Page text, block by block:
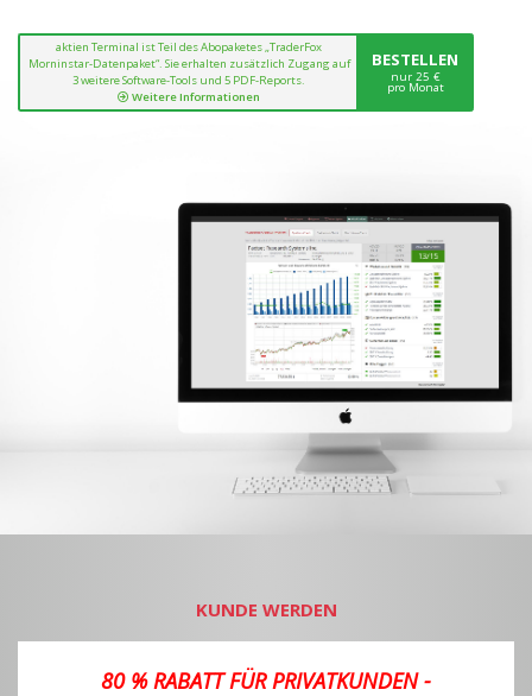
aktien Terminal ist Teil des Abopaketes „TraderFox
Morninstar-Datenpaket“. Sie erhalten zusätzlich Zugang auf
3 weitere Software-Tools und 5 PDF-Reports.
Weitere Informationen
BESTELLEN
nur 25 €
pro Monat
KUNDE WERDEN
80 % RABATT FÜR PRIVATKUNDEN -